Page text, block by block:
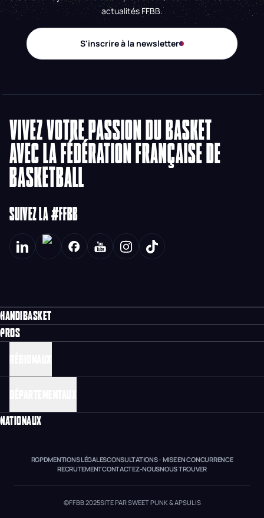
actualités FFBB.
S'inscrire à la newsletter
VIVEZ VOTRE PASSION DU BASKET
AVEC LA FÉDÉRATION FRANÇAISE DE
BASKETBALL
SUIVEZ LA #FFBB
HANDIBASKET
PROS
NATIONAUX
RGPDMENTIONS LÉGALESCONSULTATIONS - MISE EN CONCURRENCE
RECRUTEMENTCONTACTEZ-NOUSNOUS TROUVER
©FFBB 2025SITE PAR SWEET PUNK & APSULIS